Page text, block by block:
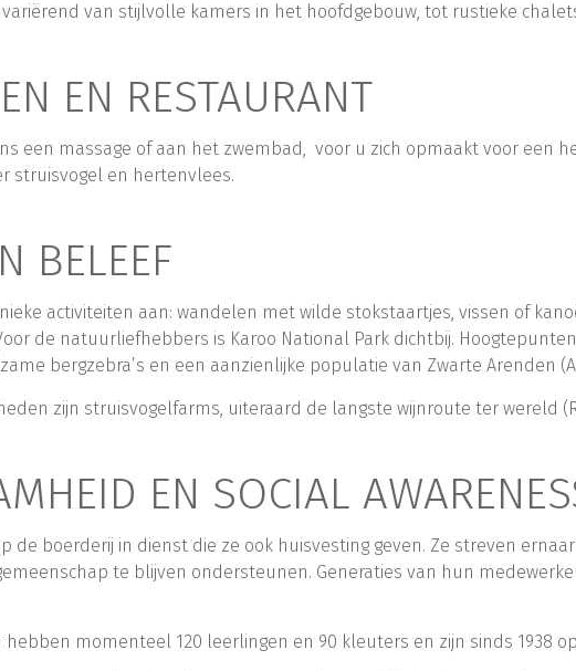
van stijlvolle kamers in het hoofdgebouw, tot rustieke
EN RESTAURANT
een massage of aan het zwembad, voor u zich opmaakt voor een
struisvogel en hertenvlees.
BELEEF
activiteiten aan: wandelen met wilde stokstaartjes, vissen of
de natuurliefhebbers is Karoo National Park dichtbij.
bergzebra’s en een aanzienlijke populatie van Zwarte Arenden
zijn struisvogelfarms, uiteraard de langste wijnroute ter wereld
EN SOCIAL
de boerderij in dienst die ze ook huisvesting geven. Ze streven
te blijven ondersteunen. Generaties van hun
hebben momenteel 120 leerlingen en 90 kleuters en zijn sinds 1938